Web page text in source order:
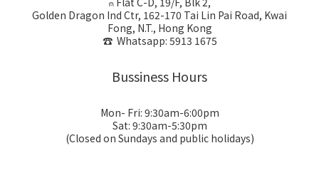
Golden Dragon Ind Ctr, 162-170 Tai Lin Pai Road, Kwai
Fong, N.T., Hong Kong
☎ Whatsapp: 5913 1675
Bussiness Hours
Mon- Fri: 9:30am-6:00pm
Sat: 9:30am-5:30pm
(Closed on Sundays and public holidays)